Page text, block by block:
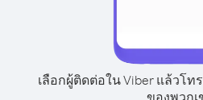
เลือกผู้ติดต่อใน Viber แล้วโ
ของพวกเ